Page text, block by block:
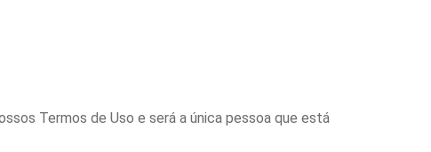
Termos de Uso e será a única pessoa que está